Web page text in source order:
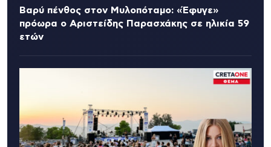
Βαρύ πένθος στον Μυλοπόταμο: «Έφυγε»
πρόωρα ο Αριστείδης Παρασχάκης σε ηλικία 59
ετών